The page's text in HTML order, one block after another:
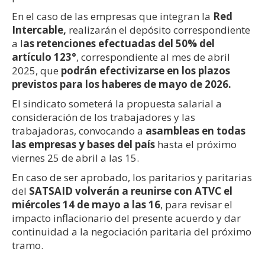
En el caso de las empresas que integran la Red
Intercable, realizarán el depósito correspondiente
a las retenciones efectuadas del 50% del
artículo 123°, correspondiente al mes de abril
2025, que podrán efectivizarse en los plazos
previstos para los haberes de mayo de 2026.
El sindicato someterá la propuesta salarial a
consideración de los trabajadores y las
trabajadoras, convocando a asambleas en todas
las empresas y bases del país hasta el próximo
viernes 25 de abril a las 15.
En caso de ser aprobado, los paritarios y paritarias
del SATSAID volverán a reunirse con ATVC el
miércoles 14 de mayo a las 16, para revisar el
impacto inflacionario del presente acuerdo y dar
continuidad a la negociación paritaria del próximo
tramo.